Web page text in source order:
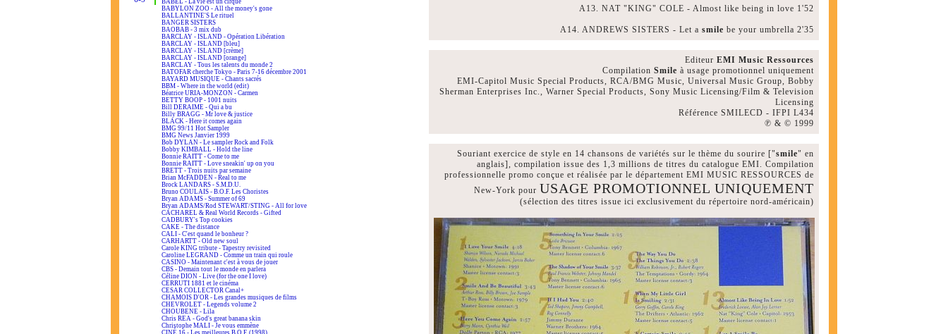
BABEL - La vie est un cirque
BABYLON ZOO - All the money's gone
BALLANTINE'S Le rituel
BANGER SISTERS
BAOBAB - 3 mix dub
BARCLAY - ISLAND - Opération Libération
BARCLAY - ISLAND [bleu]
BARCLAY - ISLAND [crème]
BARCLAY - ISLAND [orange]
BARCLAY - Tous les talents du monde 2
BATOFAR cherche Tokyo - Paris 7-16 décembre 2001
BAYARD MUSIQUE - Chants sacrés
BBM - Where in the world (edit)
Béatrice URIA-MONZON - Carmen
BETTY BOOP - 1001 nuits
Bill DERAIME - Qui a bu
Billy BRAGG - Mr love & justice
BLACK - Here it comes again
BMG 99/11 Hot Sampler
BMG News Janvier 1999
Bob DYLAN - Le sampler Rock and Folk
Bobby KIMBALL - Hold the line
Bonnie RAITT - Come to me
Bonnie RAITT - Love sneakin' up on you
BRETT - Trois nuits par semaine
Brian McFADDEN - Real to me
Brock LANDARS - S.M.D.U.
Bruno COULAIS - B.O.F. Les Choristes
Bryan ADAMS - Summer of 69
Bryan ADAMS/Rod STEWART/STING - All for love
CACHAREL & Real World Records - Gifted
CADBURY's Top cookies
CAKE - The distance
CALI - C'est quand le bonheur ?
CARHARTT - Old new soul
Carole KING tribute - Tapestry revisited
Caroline LEGRAND - Comme un train qui roule
CASINO - Maintenant c'est à vous de jouer
CBS - Demain tout le monde en parlera
Céline DION - Live (for the one I love)
CERRUTI 1881 et le cinéma
CESAR COLLECTOR Canal+
CHAMOIS D'OR - Les grandes musiques de films
CHEVROLET - Legends volume 2
CHOUBENE - Lila
Chris REA - God's great banana skin
Christophe MALI - Je vous emmène
CINÉ 16 - Les meilleures B.O.F. (1998)
A13. NAT "KING" COLE - Almost like being in love 1'52
A14. ANDREWS SISTERS - Let a smile be your umbrella 2'35
Editeur EMI Music Ressources
Compilation Smile à usage promotionnel uniquement
EMI-Capitol Music Special Products, RCA/BMG Music, Universal Music Group, Bobby
Sherman Enterprises Inc., Warner Special Products, Sony Music Licensing/Film & Television
Licensing
Référence SMILECD - IFPI L434
℗ & © 1999
Souriant exercice de style en 14 chansons de variétés sur le thème du sourire ["smile" en
anglais], compilation issue des 1,3 millions de titres du catalogue EMI. Compilation
professionnelle promo conçue et réalisée par le département EMI MUSIC RESSOURCES de
New-York pour USAGE PROMOTIONNEL UNIQUEMENT
(sélection des titres issue ici exclusivement du répertoire nord-américain)